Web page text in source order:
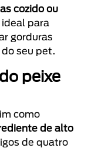
cozido ou
para
gorduras
seu pet.
peixe
como
de alto
de quatro